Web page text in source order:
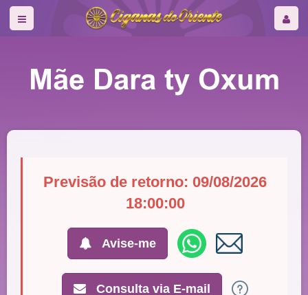
Mãe Dara ty Oxum
Previsão de retorno: 09/08/2026
18:00:00
Avise-me
Consulta via E-mail